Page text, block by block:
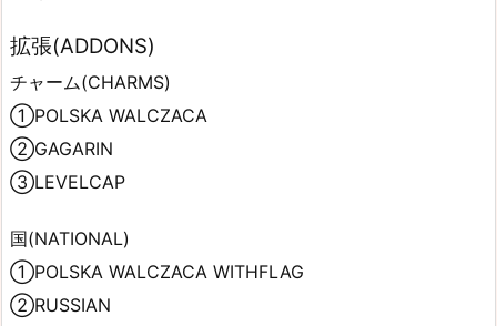
拡張(ADDONS)
チャーム(CHARMS)
①POLSKA WALCZACA
②GAGARIN
③LEVELCAP
国(NATIONAL)
①POLSKA WALCZACA WITHFLAG
②RUSSIAN